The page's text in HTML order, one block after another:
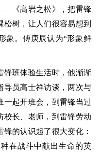
高岩之松》，把雷锋
松树，让人们很容易想到
象。傅庚辰认为“形象鲜
班体验生活时，他渐渐
导员高士祥访谈，两次与
一起开班会，到雷锋当过
校长、老师，到雷锋劳动
的认识起了很大变化：
在战斗中献出生命的英